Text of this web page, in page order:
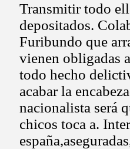
Transmitir todo
depositados.
Furibundo que
vienen obligadas
todo hecho
acabar la
nacionalista será
chicos toca a.